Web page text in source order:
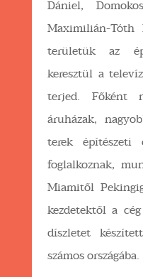
Dániel,
Maximilián-
területük az
keresztül a
terjed. Főként
áruházak,
terek építészeti
foglalkoznak,
Miamitől
kezdetektől a
díszletet
számos országába.